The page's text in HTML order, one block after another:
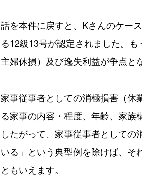
話を本件に戻すと、Kさんのケー
る12級13号が認定されました。
主婦休損）及び逸失利益が争点と
家事従事者としての消極損害（
る家事の内容・程度、年齢、家族
したがって、家事従事者として
いる」という典型例を除けば、
ともいえます。